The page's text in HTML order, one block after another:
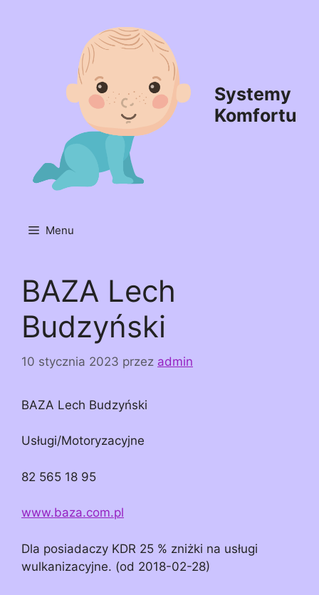
Systemy
Komfortu
Menu
BAZA Lech
Budzyński
10 stycznia 2023 przez admin
BAZA Lech Budzyński
Usługi/Motoryzacyjne
82 565 18 95
www.baza.com.pl
Dla posiadaczy KDR 25 % zniżki na usługi
wulkanizacyjne. (od 2018-02-28)